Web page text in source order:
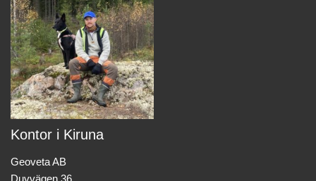
Kontor i Kiruna
Geoveta AB
Duvvägen 36